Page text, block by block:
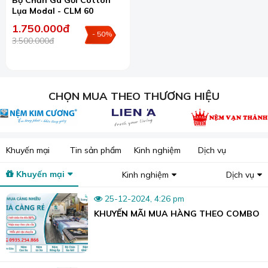
Cotton lụa đem lại sự thoải mái cho người tiêu dùng
nhưng lại có độ bền tốt hơn hẳn tơ tằm 100%, màu sắc
hài hoà, giúp cho căn phòng tăng thêm vẻ sang trọng, ấn
tượng, và mức giá phải chăng hơn.
Lụa Modal - CLM 60
1.750.000đ
3.500.000đ
- 50%
CHỌN MUA THEO THƯƠNG HIỆU
Khuyến mại Tin sản phẩm Kinh nghiệm Dịch vụ
Khuyến mại Kinh nghiệm Dịch vụ
25-12-2024, 4:26 pm
KHUYẾN MÃI MUA HÀNG THEO COMBO